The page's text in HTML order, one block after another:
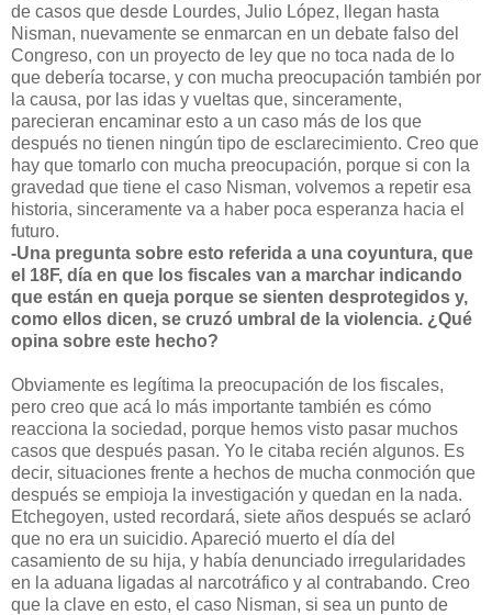
de casos que desde Lourdes, Julio López, llegan hasta
Nisman, nuevamente se enmarcan en un debate falso del
Congreso, con un proyecto de ley que no toca nada de lo
que debería tocarse, y con mucha preocupación también por
la causa, por las idas y vueltas que, sinceramente,
parecieran encaminar esto a un caso más de los que
después no tienen ningún tipo de esclarecimiento. Creo que
hay que tomarlo con mucha preocupación, porque si con la
gravedad que tiene el caso Nisman, volvemos a repetir esa
historia, sinceramente va a haber poca esperanza hacia el
futuro.
-Una pregunta sobre esto referida a una coyuntura, que
el 18F, día en que los fiscales van a marchar indicando
que están en queja porque se sienten desprotegidos y,
como ellos dicen, se cruzó umbral de la violencia. ¿Qué
opina sobre este hecho?
Obviamente es legítima la preocupación de los fiscales,
pero creo que acá lo más importante también es cómo
reacciona la sociedad, porque hemos visto pasar muchos
casos que después pasan. Yo le citaba recién algunos. Es
decir, situaciones frente a hechos de mucha conmoción que
después se empioja la investigación y quedan en la nada.
Etchegoyen, usted recordará, siete años después se aclaró
que no era un suicidio. Apareció muerto el día del
casamiento de su hija, y había denunciado irregularidades
en la aduana ligadas al narcotráfico y al contrabando. Creo
que la clave en esto, el caso Nisman, si sea un punto de